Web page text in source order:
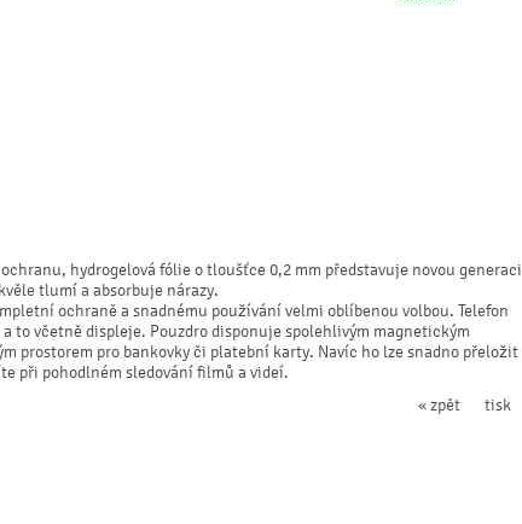
hydrogelová fólie o tloušťce 0,2 mm představuje novou generaci
tlumí a absorbuje nárazy.
ochraně a snadnému používání velmi oblíbenou volbou. Telefon
to včetně displeje. Pouzdro disponuje spolehlivým magnetickým
prostorem pro bankovky či platební karty. Navíc ho lze snadno přeložit
při pohodlném sledování filmů a videí.
tisk
« zpět